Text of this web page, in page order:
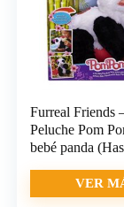
Furreal Friends
Peluche Pom
bebé panda
VER